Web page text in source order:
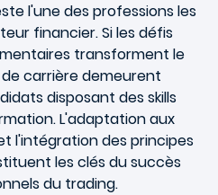
l'une des professions les
financier. Si les défis
transforment le
carrière demeurent
disposant des skills
L'adaptation aux
l'intégration des principes
les clés du succès
du trading.